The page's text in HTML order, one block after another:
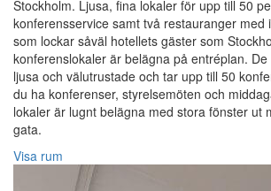
Stockholm. Ljusa, fina lokaler för upp till 50
konferensservice samt två restauranger med
som lockar såväl hotellets gäster som
konferenslokaler är belägna på entréplan.
ljusa och välutrustade och tar upp till 50
du ha konferenser, styrelsemöten och
lokaler är lugnt belägna med stora fönster ut
gata.
Visa rum